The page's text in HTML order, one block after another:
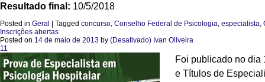
Resultado final: 10/5/2018
Posted in Geral Tagged concurso, Conselho Federal de Psicologia, especialista,
Inscrições abertas
Posted on 14 de maio de 2013 by (Desativado) Ivan Oliveira
11
Foi publicado no dia
e Títulos de